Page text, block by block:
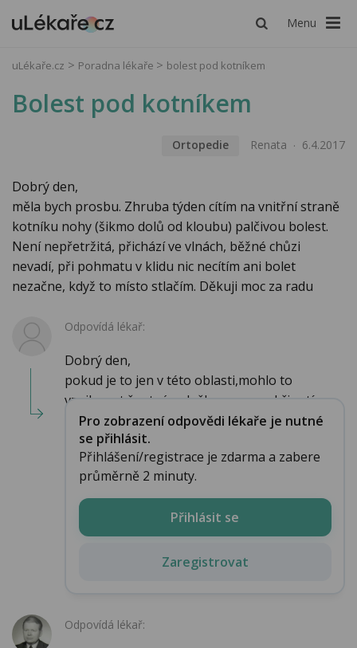
Menu
uLékaře.cz Poradna lékaře bolest pod kotníkem
Bolest pod kotníkem
Ortopedie Renata 6.4.2017
Dobrý den,
měla bych prosbu. Zhruba týden cítím na vnitřní straně
kotníku nohy (šikmo dolů od kloubu) palčivou bolest.
Není nepřetržitá, přichází ve vlnách, běžné chůzi
nevadí, při pohmatu v klidu nic necítím ani bolet
nezačne, když to místo stlačím. Děkuji moc za radu
Odpovídá lékař:
Dobrý den,
pokud je to jen v této oblasti,mohlo to
vzniknout špatným došlapem,ev.uskřinutím ...
Pro zobrazení odpovědi lékaře je nutné
se přihlásit.
Přihlášení/registrace je zdarma a zabere
průměrně 2 minuty.
Přihlásit se
Zaregistrovat
Odpovídá lékař: